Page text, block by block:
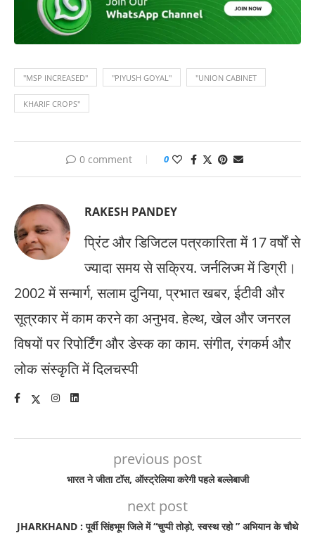
"MSP INCREASED" "PIYUSH GOYAL" "UNION CABINET
KHARIF CROPS"
0 comment 0
RAKESH PANDEY
प्रिंट और डिजिटल पत्रकारिता में 17 वर्षों से
ज्यादा समय से सक्रिय. जर्नलिज्म में डिग्री।
2002 में सन्मार्ग, सलाम दुनिया, प्रभात खबर, ईटीवी और
सूत्रकार में काम करने का अनुभव. हेल्थ, खेल और जनरल
विषयों पर रिपोर्टिंग और डेस्क का काम. संगीत, रंगकर्म और
लोक संस्कृति में दिलचस्पी
previous post
भारत ने जीता टॉस, ऑस्ट्रेलिया करेगी पहले बल्लेबाजी
next post
JHARKHAND : पूर्वी सिंहभूम जिले में “चुप्पी तोड़ो, स्वस्थ रहो ” अभियान के चौथे